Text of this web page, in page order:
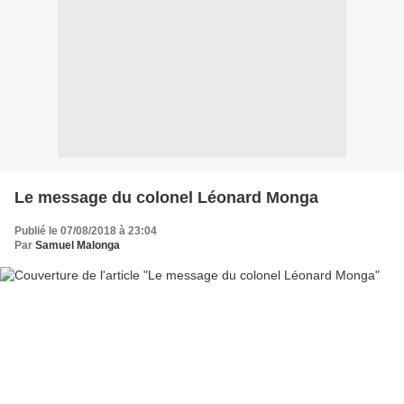
Le message du colonel Léonard Monga
Publié le 07/08/2018 à 23:04
Par Samuel Malonga